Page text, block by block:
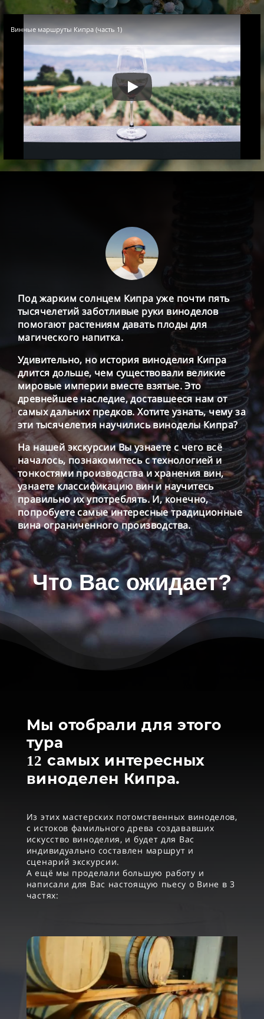
Винные маршруты Кипра (часть 1)
Под жарким солнцем Кипра уже почти пять
тысячелетий заботливые руки виноделов
помогают растениям давать плоды для
магического напитка.
Удивительно, но история виноделия Кипра
длится дольше, чем существовали великие
мировые империи вместе взятые. Это
древнейшее наследие, доставшееся нам от
самых дальних предков. Хотите узнать, чему за
эти тысячелетия научились виноделы Кипра?
На нашей экскурсии Вы узнаете с чего всё
началось, познакомитесь с технологией и
тонкостями производства и хранения вин,
узнаете классификацию вин и научитесь
правильно их употреблять. И, конечно,
попробуете самые интересные традиционные
вина ограниченного производства.
Что Вас ожидает?
Мы отобрали для этого
тура
12 самых интересных
виноделен Кипра.
Из этих мастерских потомственных виноделов,
с истоков фамильного древа создававших
искусство виноделия, и будет для Вас
индивидуально составлен маршрут и
сценарий экскурсии.
А ещё мы проделали большую работу и
написали для Вас настоящую пьесу о Вине в 3
частях: